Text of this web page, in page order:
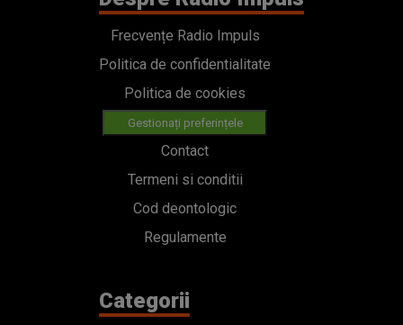
Frecvențe Radio Impuls
Politica de confidentialitate
Politica de cookies
Gestionați preferințele
Contact
Termeni si conditii
Cod deontologic
Regulamente
Categorii